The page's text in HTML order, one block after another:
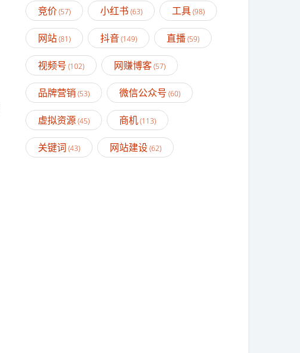
竞价(57) 小红书 (63) 工具(98)
网站(81) 抖音(149) 直播(59)
视频号 (102) 网赚博客(57)
品牌营销 (53) 微信公众号 (60)
虚拟资源(45) 商机(113)
关键词 (43) 网站建设(62)